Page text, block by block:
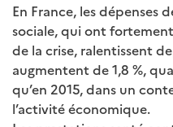
En France, les
sociale, qui ont
de la crise, ralentissent
augmentent de 1,8 %,
qu’en 2015, dans un
l’activité économique.